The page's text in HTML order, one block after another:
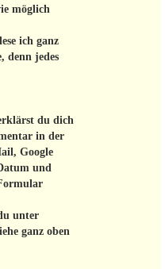
möglich
ich ganz
denn jedes
du dich
in der
Google
und
unter
ganz oben